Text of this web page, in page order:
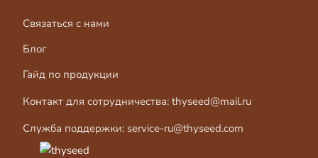
Связаться с нами
Блог
Гайд по продукции
Контакт для сотрудничества: thyseed@mail.ru
Служба поддержки: service-ru@thyseed.com